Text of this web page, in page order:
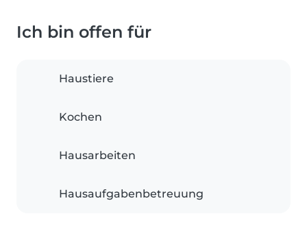
Ich bin offen für
Haustiere
Kochen
Hausarbeiten
Hausaufgabenbetreuung